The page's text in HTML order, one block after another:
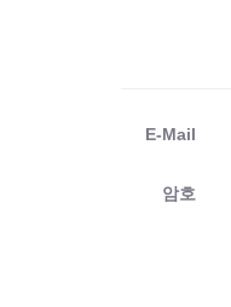
E-Mail
암호